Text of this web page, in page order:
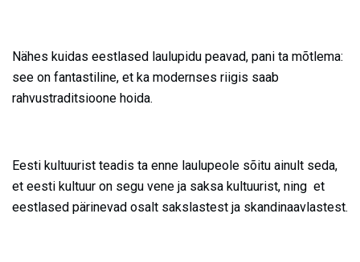
Nähes kuidas eestlased laulupidu peavad, pani ta mõtlema:
see on fantastiline, et ka modernses riigis saab
rahvustraditsioone hoida.
Eesti kultuurist teadis ta enne laulupeole sõitu ainult seda,
et eesti kultuur on segu vene ja saksa kultuurist, ning et
eestlased pärinevad osalt sakslastest ja skandinaavlastest.